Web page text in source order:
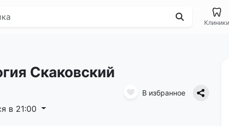
Клиники
Скаковский
В избранное
в 21:00